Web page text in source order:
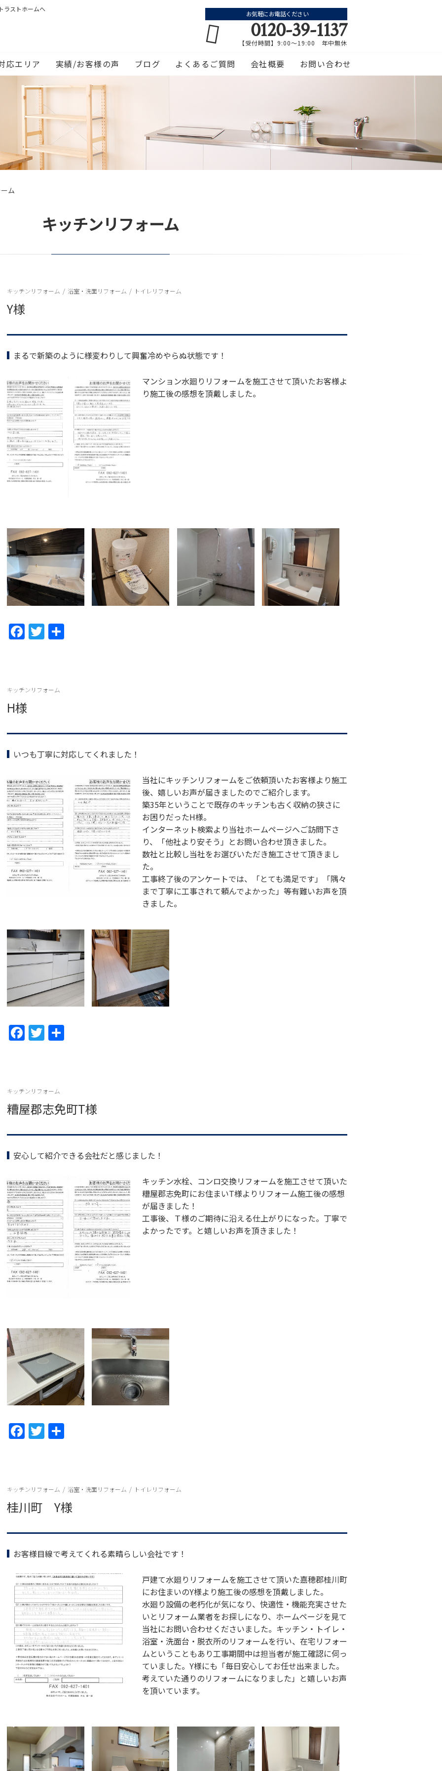
ラストホームへ
お気軽にお電話ください
0120-39-1137
【受付時間】9:00～19:00 年中無休
応エリア 実績/お客様の声 ブログ よくあるご質問 会社概要 お問い合わせ
ム
キッチンリフォーム
キッチンリフォーム / 浴室・洗面リフォーム / トイレリフォーム
Y様
まるで新築のように様変わりして興奮冷めやらぬ状態です！
マンション水廻りリフォームを施工させて頂いたお客様よ
り施工後の感想を頂戴しました。
F
a
b
o
k
T
w
キッチンリフォーム
H様
いつも丁寧に対応してくれました！
当社にキッチンリフォームをご依頼頂いたお客様より施工
後、嬉しいお声が届きましたのでご紹介します。
築35年ということで既存のキッチンも古く収納の狭さに
お困りだったH様。
インターネット検索より当社ホームページへご訪問下さ
り、「他社より安そう」とお問い合わせ頂きました。
数社と比較し当社をお選びいただき施工させて頂きまし
た。
工事終了後のアンケートでは、「とても満足です」「隅々
まで丁寧に工事されて頼んでよかった」等有難いお声を頂
きました。
F
a
b
o
k
T
w
キッチンリフォーム
糟屋郡志免町T様
安心して紹介できる会社だと感じました！
キッチン水栓、コンロ交換リフォームを施工させて頂いた
糟屋郡志免町にお住まいT様よりリフォーム施工後の感想
が届きました！
工事後、Ｔ様のご期待に沿える仕上がりになった。丁寧で
よかったです。と嬉しいお声を頂きました！
F
b
o
o
T
キッチンリフォーム / 浴室・洗面リフォーム / トイレリフォーム
桂川町 Y様
お客様目線で考えてくれる素晴らしい会社です！
戸建て水廻りリフォームを施工させて頂いた嘉穂郡桂川町
にお住まいのY様より施工後の感想を頂戴しました。
水廻り設備の老朽化が気になり、快適性・機能充実させた
いとリフォーム業者をお探しになり、ホームページを見て
当社にお問い合わせくださいました。キッチン・トイレ・
浴室・洗面台・脱衣所のリフォームを行い、在宅リフォー
ムということもあり工事期間中は担当者が施工確認に伺っ
ていました。Y様にも「毎日安心してお任せ出来ました。
考えていた通りのリフォームになりました」と嬉しいお声
を頂いています。